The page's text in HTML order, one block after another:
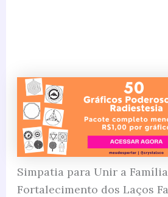
Simpatia para Unir a
Fortalecimento dos Laços